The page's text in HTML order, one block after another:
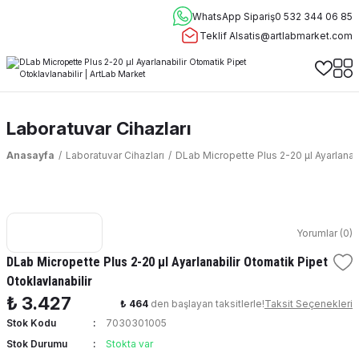
WhatsApp Sipariş0 532 344 06 85
Teklif Alsatis@artlabmarket.com
Laboratuvar Cihazları
Anasayfa Laboratuvar Cihazları DLab Micropette Plus 2-20 μl
Yorumlar (0)
DLab Micropette Plus 2-20 μl Ayarlanabilir Otomatik Pipet
Otoklavlanabilir
₺ 3.427 ₺ 464 den başlayan taksitlerle!Taksit Seçenekleri
Stok Kodu
7030301005
Stok Durumu
Stokta var